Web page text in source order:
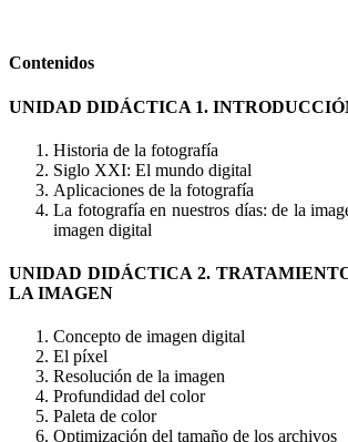
Contenidos
UNIDAD DIDÁCTICA 1.
Historia de la fotografía
Siglo XXI: El mundo digital
Aplicaciones de la fotografía
La fotografía en nuestros días: de la
imagen digital
UNIDAD DIDÁCTICA 2.
LA IMAGEN
Concepto de imagen digital
El píxel
Resolución de la imagen
Profundidad del color
Paleta de color
Optimización del tamaño de los archivos